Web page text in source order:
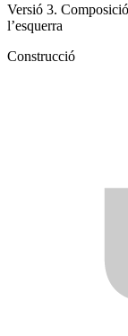
Versió 3.
l’esquerra
Construcció